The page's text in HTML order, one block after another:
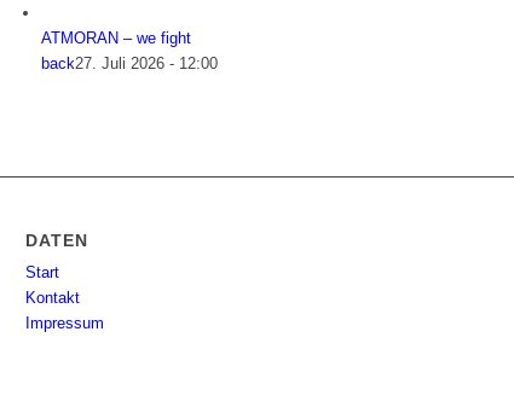
ATMORAN – we fight
back27. Juli 2026 - 12:00
DATEN
Start
Kontakt
Impressum